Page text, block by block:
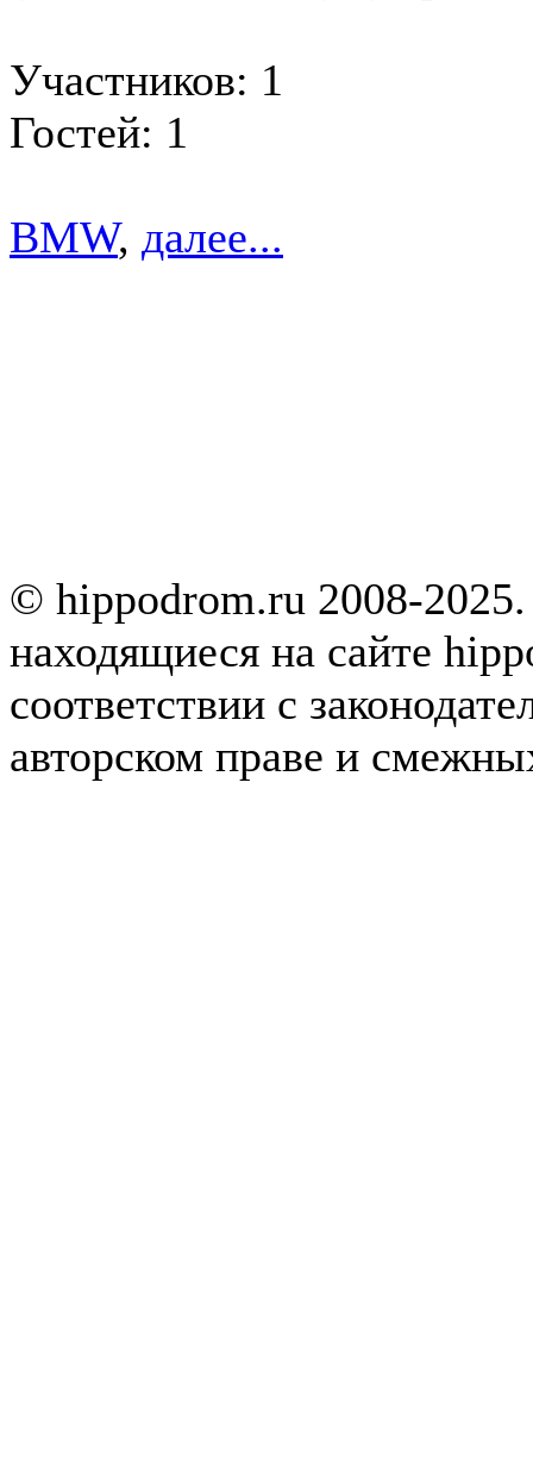
Участников: 1
Гостей: 1
BMW, далее...
© hippodrom.ru 2008-
находящиеся на сайте
соответствии с
авторском праве и